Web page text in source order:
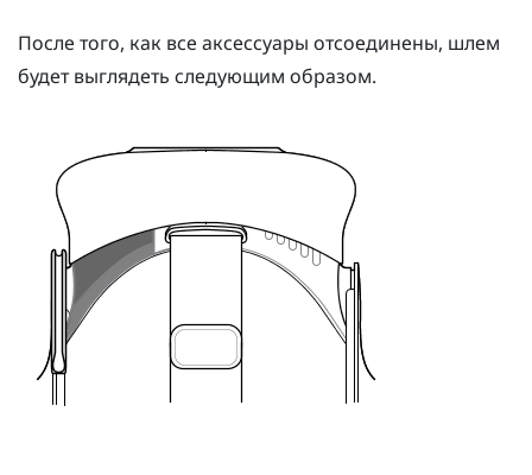
После того, как все аксессуары отсоединены, шлем
будет выглядеть следующим образом.